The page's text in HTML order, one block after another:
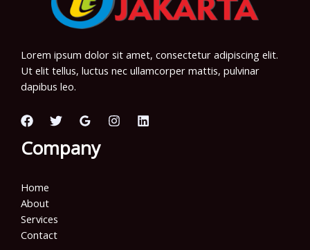
Lorem ipsum dolor sit amet, consectetur adipiscing elit.
Ut elit tellus, luctus nec ullamcorper mattis, pulvinar
dapibus leo.
Company
Home
About
Services
Contact